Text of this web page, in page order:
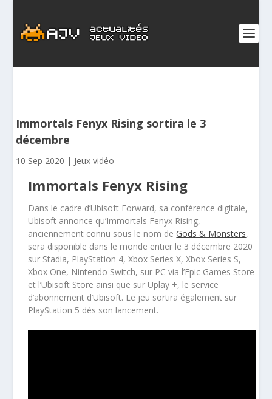
Immortals Fenyx Rising sortira le 3
décembre
10 Sep 2020 | Jeux vidéo
Immortals Fenyx Rising
Dans le cadre d’Ubisoft Forward, sa conférence digitale,
Ubisoft annonce qu’Immortals Fenyx Rising,
anciennement connu sous le nom deGods & Monsters,
sera disponible dans le monde entier le 3 décembre 2020
sur Stadia, PlayStation 4, Xbox Series X, Xbox Series S,
Xbox One, Nintendo Switch, sur PC via l’Epic Games Store
et l’Ubisoft Store ainsi que sur Uplay +, le service
d’abonnement d’Ubisoft. Le jeu sortira également sur
PlayStation 5 dès son lancement.